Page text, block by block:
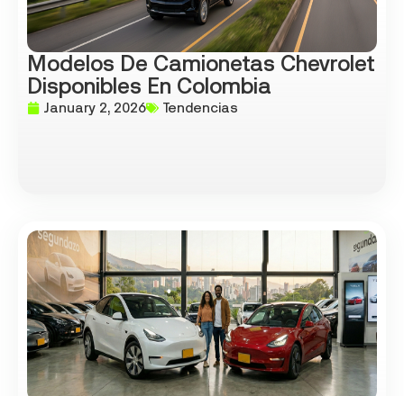
Modelos De Camionetas Chevrolet
Disponibles En Colombia
January 2, 2026 Tendencias